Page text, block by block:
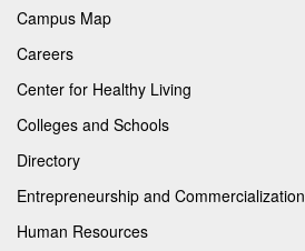
Campus Map
Careers
Center for Healthy Living
Colleges and Schools
Directory
Entrepreneurship and Commercialization
Human Resources